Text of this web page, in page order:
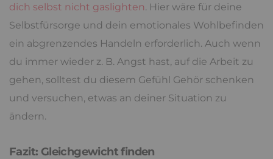
dich selbst nicht gaslighten. Hier wäre für deine
Selbstfürsorge und dein emotionales Wohlbefinden
ein abgrenzendes Handeln erforderlich. Auch wenn
du immer wieder z. B. Angst hast, auf die Arbeit zu
gehen, solltest du diesem Gefühl Gehör schenken
und versuchen, etwas an deiner Situation zu
ändern.
Fazit: Gleichgewicht finden